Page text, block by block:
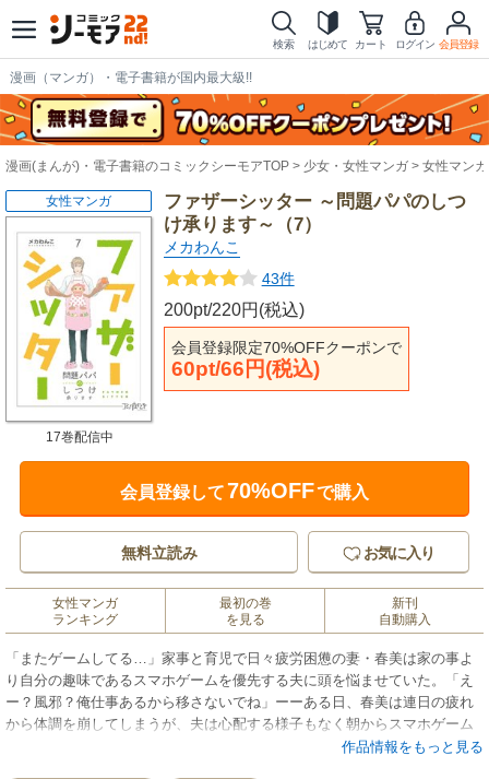
検索 はじめて カート ログイン 会員登録
漫画（マンガ）・電子書籍が国内最大級!!
漫画(まんが)・電子書籍のコミックシーモアTOP 少女・女性マンガ 女性マンガ
ファザーシッター ～問題パパのしつ
け承ります～（7）
メカわんこ
43件
200pt/220円(税込)
会員登録限定70%OFFクーポンで
60pt/66円(税込)
女性マンガ
17巻配信中
会員登録して70%OFFで購入
無料立読み お気に入り
女性マンガ
ランキング
最初の巻
を見る
新刊
自動購入
「またゲームしてる…」家事と育児で日々疲労困憊の妻・春美は家の事よ
り自分の趣味であるスマホゲームを優先する夫に頭を悩ませていた。「え
ー？風邪？俺仕事あるから移さないでね」ーーある日、春美は連日の疲れ
から体調を崩してしまうが、夫は心配する様子もなく朝からスマホゲーム
三昧。夫の娘への愛情は確かにあるが、ほとんどの事を妻に丸投げで精神
作品情報をもっと見る